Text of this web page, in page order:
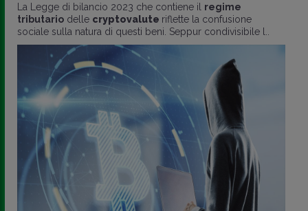
La Legge di bilancio 2023 che contiene il regime
tributario delle cryptovalute riflette la confusione
sociale sulla natura di questi beni. Seppur condivisibile l..